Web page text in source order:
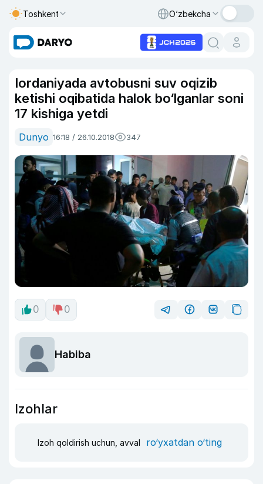
Toshkent O‘zbekcha
Iordaniyada avtobusni suv oqizib
ketishi oqibatida halok bo‘lganlar soni
17 kishiga yetdi
Dunyo 16:18 / 26.10.2018 347
0 0
Habiba
Izohlar
Izoh qoldirish uchun, avval ro‘yxatdan o‘ting